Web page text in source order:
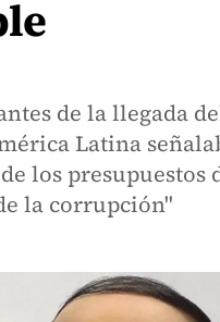
de la llegada
Latina
los presupuestos
la corrupción"